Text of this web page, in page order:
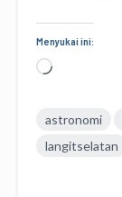
Menyukai ini:
Memuat...
astronomi
langitselatan